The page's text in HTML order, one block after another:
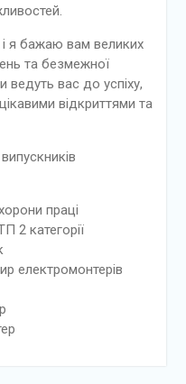
і я бажаю вам великих
та безмежної
ведуть вас до успіху,
відкриттями та
праці
2 категорії
електромонтерів